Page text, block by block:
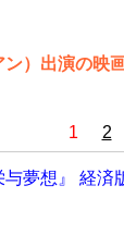
）出演の映
1 2
与夢想』 経済